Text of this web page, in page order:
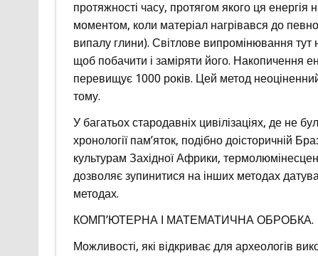
протяжності часу, протягом якого ця енергія
моментом, коли матеріал нагрівався до
випалу глини). Світлове випромінювання
щоб побачити і заміряти його. Накопичення
перевищує 1000 років. Цей метод
тому.
У багатьох стародавніх цивілізаціях, де не
хронології пам’яток, подібно доісторичній
культурам Західної Африки,
дозволяє зупинитися на інших методах
методах.
КОМП’ЮТЕРНА І МАТЕМАТИЧНА ОБРОБКА.
Можливості, які відкриває для археологів